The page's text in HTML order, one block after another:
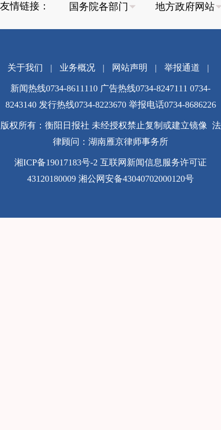
友情链接：
关于我们 | 业务概况| 网站声明 | 举报通道 |
新闻热线0734-8611110 广告热线0734-8247111 0734-
8243140 发行热线0734-8223670 举报电话0734-8686226
版权所有：衡阳日报社 未经授权禁止复制或建立镜像 法
律顾问：湖南雁京律师事务所
湘ICP备19017183号-2 互联网新闻信息服务许可证
43120180009 湘公网安备43040702000120号